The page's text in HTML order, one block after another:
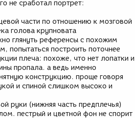
не сработал портрет:
части по отношению к мозговой
голова крупновата
глянуть референсы с похожим
попытаться построить поточнее
плеча: похоже, что нет лопатки и
пропала. а ведь именно
конструкцию. проще говоря
и спиной слишком высоко и
руки (нижняя часть предплечья)
пестрый и цветной фон не спорит